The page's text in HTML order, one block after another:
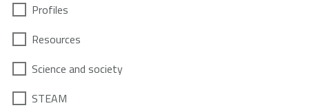
Profiles
Resources
Science and society
STEAM